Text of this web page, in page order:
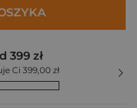
399 zł
Ci 399,00 zł